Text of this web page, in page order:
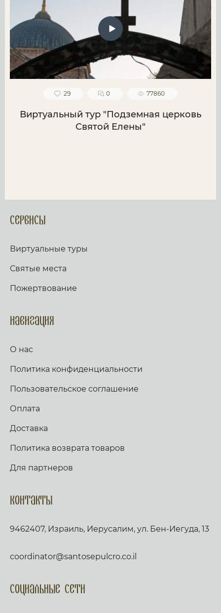
29 0 77860
Виртуальный тур "Подземная церковь
Святой Елены"
Сервисы
Виртуальные туры
Святые места
Пожертвование
Навигация
О нас
Политика конфиденциальности
Пользовательское соглашение
Оплата
Доставка
Политика возврата товаров
Для партнеров
Контакты
9462407, Израиль, Иерусалим, ул. Бен-Иегуда, 13
coordinator@santosepulcro.co.il
Социальные сети